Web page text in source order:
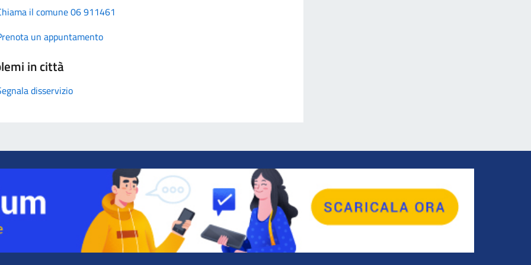
il comune 06 911461
un appuntamento
in città
disservizio